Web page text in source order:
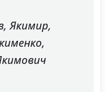
Якимир,